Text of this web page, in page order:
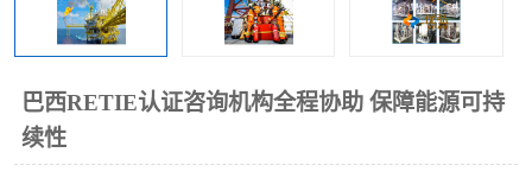
巴西RETIE认证咨询机构全程协助 保障能源可持
续性